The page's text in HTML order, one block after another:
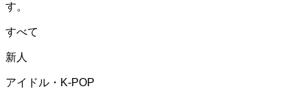
す。
すべて
新人
アイドル・K-POP